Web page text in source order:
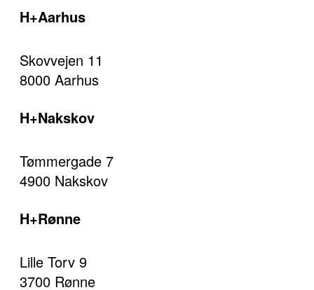
H+Aarhus
Skovvejen 11
8000 Aarhus
H+Nakskov
Tømmergade 7
4900 Nakskov
H+Rønne
Lille Torv 9
3700 Rønne